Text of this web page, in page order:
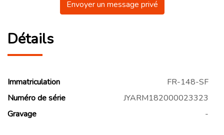
Envoyer un message privé
Détails
Immatriculation
FR-148-SF
Numéro de série
JYARM182000023323
Gravage
-